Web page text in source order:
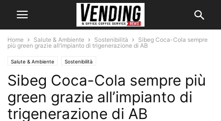
Home Salute & Ambiente Sostenibilità
Sibeg Coca-Cola sempre
più green grazie all’impianto di trigenerazione di AB
Salute & Ambiente Sostenibilità
Sibeg Coca-Cola sempre più
green grazie all’impianto di
trigenerazione di AB